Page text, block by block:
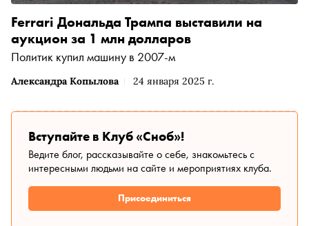
Александра Копылова 24 января 2025 г.
Ferrari Дональда Трампа выставили на
аукцион за 1 млн долларов
Политик купил машину в 2007-м
Вступайте в Клуб «Сноб»!
Ведите блог, рассказывайте о себе, знакомьтесь с
интересными людьми на сайте и мероприятиях клуба.
Присоединиться